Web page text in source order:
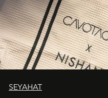
SEYAHAT